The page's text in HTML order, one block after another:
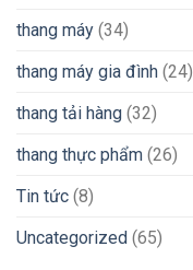
thang máy (34)
thang máy gia đình (24)
thang tải hàng (32)
thang thực phẩm (26)
Tin tức (8)
Uncategorized (65)